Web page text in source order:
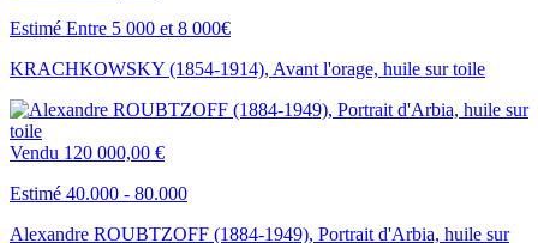
Estimé Entre 5 000 et 8 000€
KRACHKOWSKY (1854-1914), Avant l'orage, huile sur toile
Vendu 120 000,00 €
Estimé 40.000 - 80.000
Alexandre ROUBTZOFF (1884-1949), Portrait d'Arbia, huile sur